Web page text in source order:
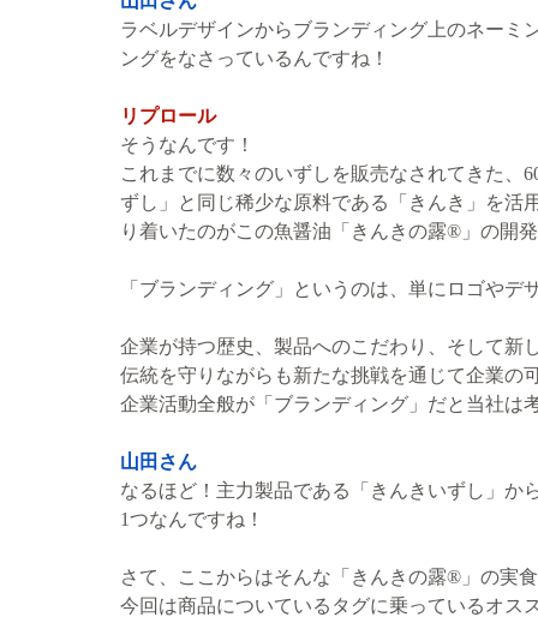
ラベルデザインからブランディング上のネーミ
ングをなさっているんですね！
リプロール
そうなんです！
これまでに数々のいずしを販売なされてきた、
ずし」と同じ稀少な原料である「きんき」を活
り着いたのがこの魚醤油「きんきの露®」の開
「ブランディング」というのは、単にロゴや
企業が持つ歴史、製品へのこだわり、そして新
伝統を守りながらも新たな挑戦を通じて企業の
企業活動全般が「ブランディング」だと当社は
山田さん
なるほど！主力製品である「きんきいずし」
1つなんですね！
さて、ここからはそんな「きんきの露®」の実
今回は商品についているタグに乗っているオス